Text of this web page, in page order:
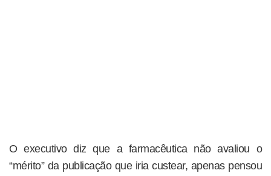
O executivo diz que a farmacêutica não avaliou o
“mérito” da publicação que iria custear, apenas pensou